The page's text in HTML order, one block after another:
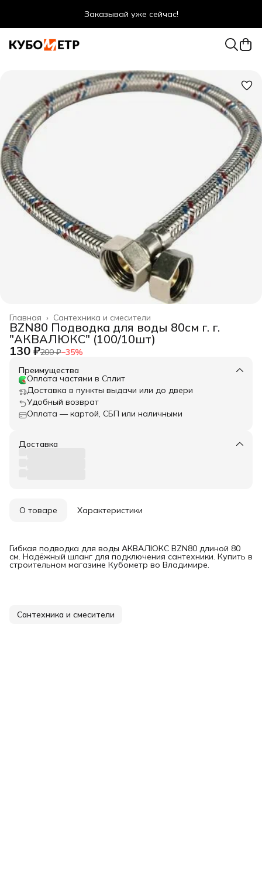
Заказывай уже сейчас!
Оптовые цены даже для физ. лиц
Сантехника и смесители
Главная ›
BZN80 Подводка для воды 80см г. г.
"АКВАЛЮКС" (100/10шт)
130 ₽200 ₽−35%
Преимущества
Оплата частями в Сплит
Доставка в пункты выдачи или до двери
Удобный возврат
Оплата — картой, СБП или наличными
Доставка
О товаре Характеристики
Гибкая подводка для воды АКВАЛЮКС BZN80 длиной 80
см. Надёжный шланг для подключения сантехники. Купить в
строительном магазине Кубометр во Владимире.
Сантехника и смесители